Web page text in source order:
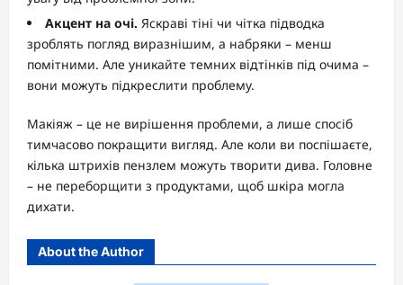
Акцент на очі. Яскраві тіні чи чітка підводка
зроблять погляд виразнішим, а набряки – менш
помітними. Але уникайте темних відтінків під очима –
вони можуть підкреслити проблему.
Макіяж – це не вирішення проблеми, а лише спосіб
тимчасово покращити вигляд. Але коли ви поспішаєте,
кілька штрихів пензлем можуть творити дива. Головне
– не переборщити з продуктами, щоб шкіра могла
дихати.
About the Author